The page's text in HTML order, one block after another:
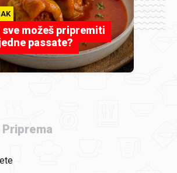
sve možeš pripremiti
passate?
Priprema